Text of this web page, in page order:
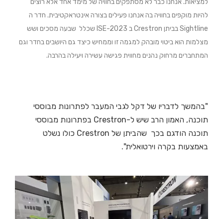
למציאות. אנחנו כבר לא מסתפקים בחוויה של מימד אחד אלא רוצים
להיות מוקפים בחוויה בה אנחנו פעילים בצורה אינטראקטיבית. חדר ה
Sightline בביתן Crestron ב ISE-2023 שכלל שבעה מסכים ושש
מצלמות הוא ביטוי מובהק למגמה זו וממחיש כיצד גם היושבים בחדר וגם
המתחברים מרחוק נהנים מחווית פגישה עשירה ויעילה בהרבה.
"בהמשך לדבריו של דקל לגבי המעבר לפתרונות מבוססי
תוכנה, האמון הרב שיש ל-Crestron בפתרונות מבוססי
תוכנה הודגם בכך שהביתן של Crestron כולו נשלט
באמצעות בקרה וירטואלית".